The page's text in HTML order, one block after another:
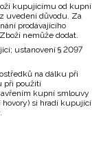
kupujícímu od kupní
uvedení důvodu. Za
prodávajícího
nemůže dodat.
ustanovení § 2097
na dálku při
při použití
kupní smlouvy
si hradí kupující